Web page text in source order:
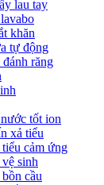
lau tay
khăn
tự động
răng
tốt ion
xả tiểu
cảm ứng
sinh
cầu